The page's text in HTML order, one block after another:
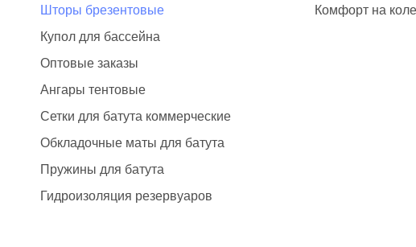
Шторы брезентовые
Купол для бассейна
Оптовые заказы
Ангары тентовые
Сетки для батута коммерческие
Обкладочные маты для батута
Пружины для батута
Гидроизоляция резервуаров
Комфорт на